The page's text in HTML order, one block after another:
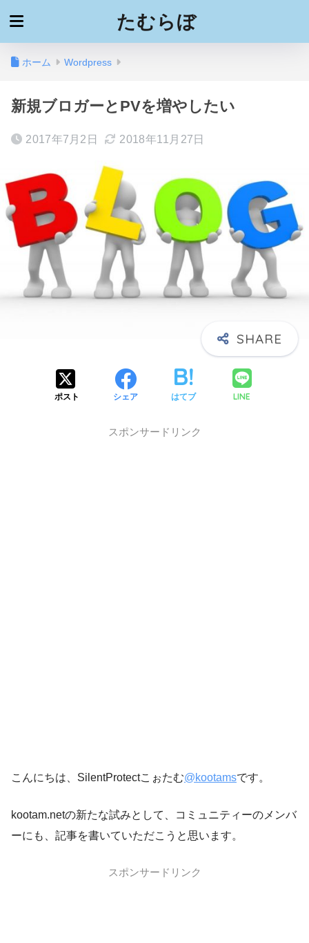
たむらぼ
ホーム Wordpress
新規ブロガーとPVを増やしたい
2017年7月2日 2018年11月27日
ポスト シェア はてブ LINE
スポンサードリンク
こんにちは、SilentProtectこぉたむ@kootamsです。
kootam.netの新たな試みとして、コミュニティーのメンバ
ーにも、記事を書いていただこうと思います。
スポンサードリンク